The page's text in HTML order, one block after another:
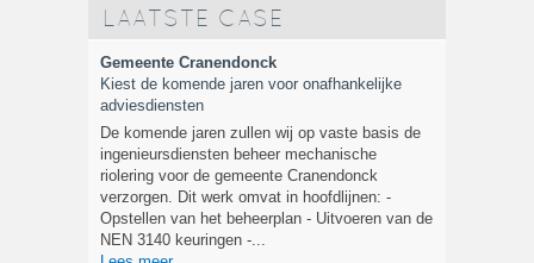
LAATSTE CASE
Gemeente Cranendonck
Kiest de komende jaren voor onafhankelijke
adviesdiensten
De komende jaren zullen wij op vaste basis de
ingenieursdiensten beheer mechanische
riolering voor de gemeente Cranendonck
verzorgen. Dit werk omvat in hoofdlijnen: -
Opstellen van het beheerplan - Uitvoeren van de
NEN 3140 keuringen -...